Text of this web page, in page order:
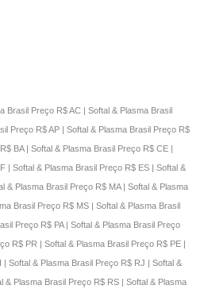
Brasil Preço R$ AC | Softal & Plasma Brasil
Preço R$ AP | Softal & Plasma Brasil Preço R$
BA | Softal & Plasma Brasil Preço R$ CE |
| Softal & Plasma Brasil Preço R$ ES | Softal &
& Plasma Brasil Preço R$ MA | Softal & Plasma
Brasil Preço R$ MS | Softal & Plasma Brasil
Preço R$ PA | Softal & Plasma Brasil Preço
R$ PR | Softal & Plasma Brasil Preço R$ PE |
Softal & Plasma Brasil Preço R$ RJ | Softal &
& Plasma Brasil Preço R$ RS | Softal & Plasma